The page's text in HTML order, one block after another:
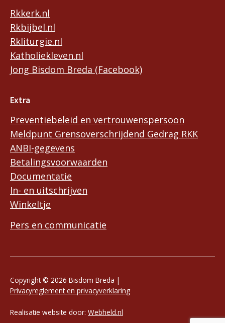
Rkkerk.nl
Rkbijbel.nl
Rkliturgie.nl
Katholiekleven.nl
Jong Bisdom Breda (Facebook)
Extra
Preventiebeleid en vertrouwenspersoon
Meldpunt Grensoverschrijdend Gedrag RKK
ANBI-gegevens
Betalingsvoorwaarden
Documentatie
In- en uitschrijven
Winkeltje
Pers en communicatie
Copyright © 2026 Bisdom Breda |
Privacyreglement en privacyverklaring
Realisatie website door: Webheld.nl